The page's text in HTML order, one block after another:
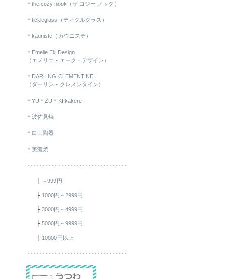
＊the cozy nook（ザ コジー ノック）
＊tickleglass（ティクルグラス）
＊kauniste（カウニステ）
＊Emelie Ek Design
（エメリエ・エーク・デザイン）
＊DARLING CLEMENTINE
（ダーリン・クレメンタイン）
＊YU＊ZU＊KI kakere
＊波佐見焼
＊白山陶器
＊美濃焼
├ ～999円
├ 1000円～2999円
├ 3000円～4999円
├ 5000円～9999円
├ 10000円以上